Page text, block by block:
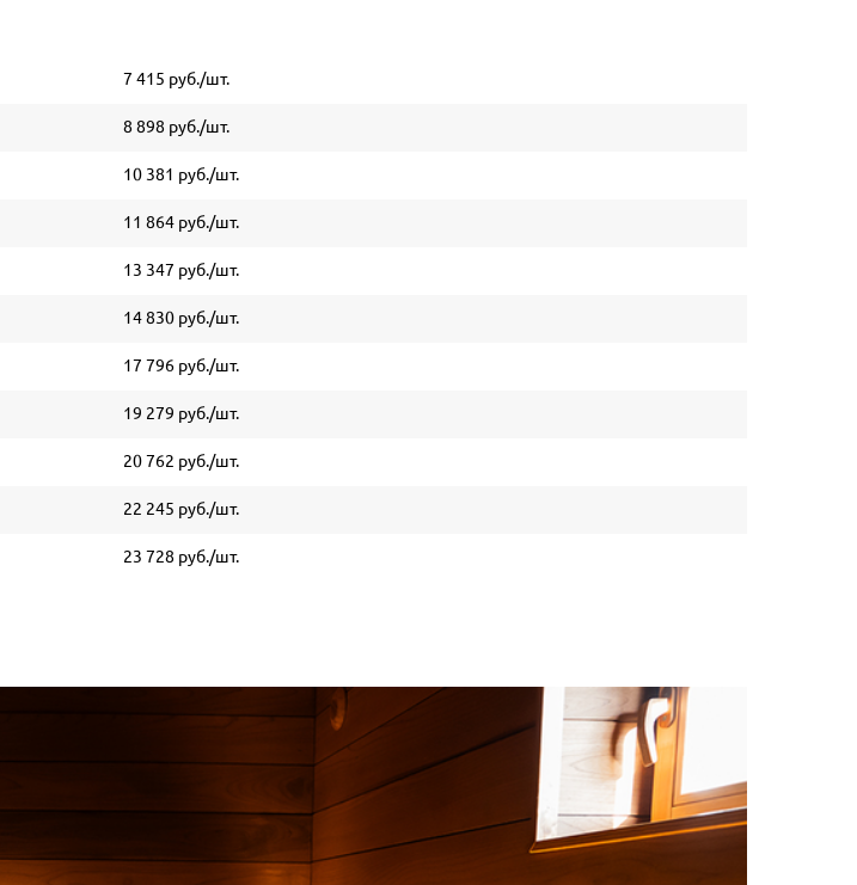
7 415 руб./шт.
8 898 руб./шт.
10 381 руб./шт.
11 864 руб./шт.
13 347 руб./шт.
14 830 руб./шт.
17 796 руб./шт.
19 279 руб./шт.
20 762 руб./шт.
22 245 руб./шт.
23 728 руб./шт.